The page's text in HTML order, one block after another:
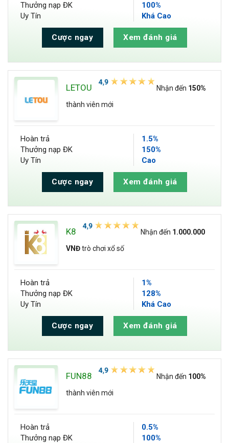
Thưởng nạp ĐK
100%
Uy Tín
Khá Cao
Cược ngay Xem đánh giá
LETOU Nhận đến 150%
thành viên mới
Hoàn trả
1.5%
Thưởng nạp ĐK
150%
Uy Tín
Cao
Cược ngay Xem đánh giá
K8 Nhận đến 1.000.000
VNĐtrò chơi xổ số
Hoàn trả
1%
Thưởng nạp ĐK
128%
Uy Tín
Khá Cao
Cược ngay Xem đánh giá
FUN88 Nhận đến 100%
thành viên mới
Hoàn trả
0.5%
Thưởng nạp ĐK
100%